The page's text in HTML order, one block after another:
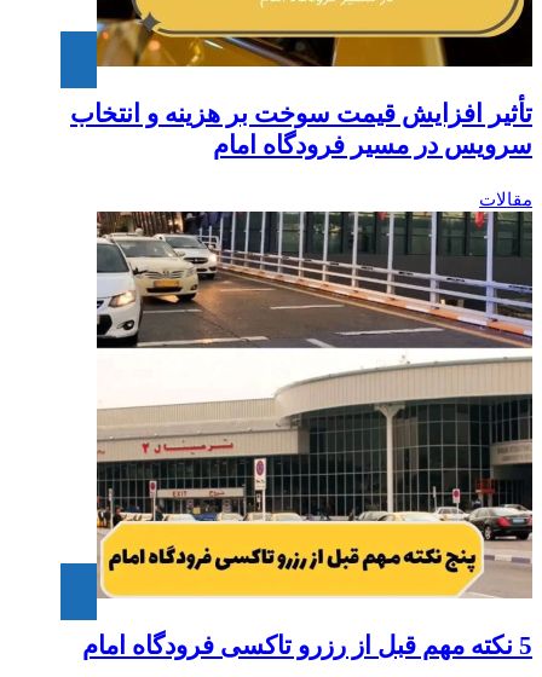
تأثیر افزایش قیمت سوخت بر هزینه و انتخاب
سرویس در مسیر فرودگاه امام
مقالات
5 نکته مهم قبل از رزرو تاکسی فرودگاه امام‎